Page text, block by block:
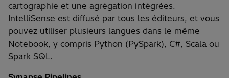
cartographie et une agrégation intégrées.
IntelliSense est diffusé par tous les éditeurs, et vous
pouvez utiliser plusieurs langues dans le même
Notebook, y compris Python (PySpark), C#, Scala ou
Spark SQL.